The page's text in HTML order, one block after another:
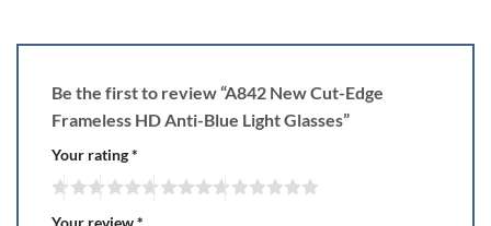
Be the first to review “A842 New Cut-Edge
Frameless HD Anti-Blue Light Glasses”
Your rating*